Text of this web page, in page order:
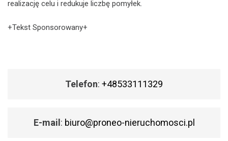
realizację celu i redukuje liczbę pomyłek.
+Tekst Sponsorowany+
Telefon: +48533111329
E-mail : biuro@proneo-nieruchomosci.pl